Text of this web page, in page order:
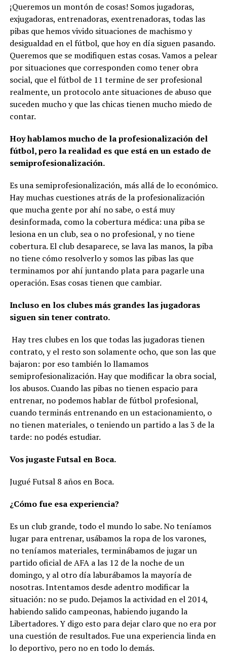
¡Queremos un montón de cosas! Somos jugadoras,
exjugadoras, entrenadoras, exentrenadoras, todas las
pibas que hemos vivido situaciones de machismo y
desigualdad en el fútbol, que hoy en día siguen pasando.
Queremos que se modifiquen estas cosas. Vamos a pelear
por situaciones que corresponden como tener obra
social, que el fútbol de 11 termine de ser profesional
realmente, un protocolo ante situaciones de abuso que
suceden mucho y que las chicas tienen mucho miedo de
contar.
Hoy hablamos mucho de la profesionalización del
fútbol, pero la realidad es que está en un estado de
semiprofesionalización.
Es una semiprofesionalización, más allá de lo económico.
Hay muchas cuestiones atrás de la profesionalización
que mucha gente por ahí no sabe, o está muy
desinformada, como la cobertura médica: una piba se
lesiona en un club, sea o no profesional, y no tiene
cobertura. El club desaparece, se lava las manos, la piba
no tiene cómo resolverlo y somos las pibas las que
terminamos por ahí juntando plata para pagarle una
operación. Esas cosas tienen que cambiar.
Incluso en los clubes más grandes las jugadoras
siguen sin tener contrato.
Hay tres clubes en los que todas las jugadoras tienen
contrato, y el resto son solamente ocho, que son las que
bajaron: por eso también lo llamamos
semiprofesionalización. Hay que modificar la obra social,
los abusos. Cuando las pibas no tienen espacio para
entrenar, no podemos hablar de fútbol profesional,
cuando terminás entrenando en un estacionamiento, o
no tienen materiales, o teniendo un partido a las 3 de la
tarde: no podés estudiar.
Vos jugaste Futsal en Boca.
Jugué Futsal 8 años en Boca.
¿Cómo fue esa experiencia?
Es un club grande, todo el mundo lo sabe. No teníamos
lugar para entrenar, usábamos la ropa de los varones,
no teníamos materiales, terminábamos de jugar un
partido oficial de AFA a las 12 de la noche de un
domingo, y al otro día laburábamos la mayoría de
nosotras. Intentamos desde adentro modificar la
situación: no se pudo. Dejamos la actividad en el 2014,
habiendo salido campeonas, habiendo jugando la
Libertadores. Y digo esto para dejar claro que no era por
una cuestión de resultados. Fue una experiencia linda en
lo deportivo, pero no en todo lo demás.